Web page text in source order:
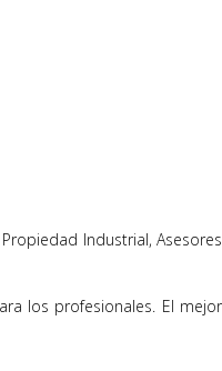
Industrial, Asesores
los profesionales. El mejor